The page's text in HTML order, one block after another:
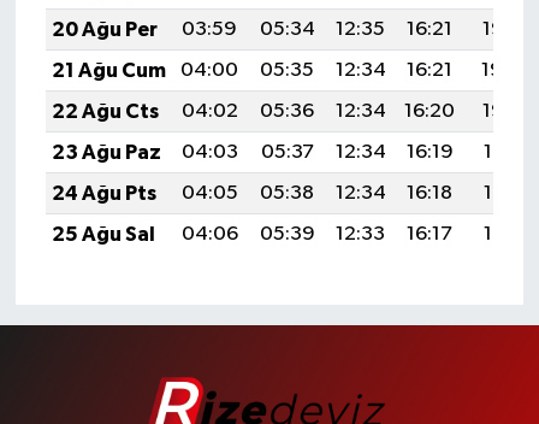
20 Ağu Per
03:59 05:34 12:35 16:21
19:25
21 Ağu Cum
04:00 05:35 12:34 16:21
19:24
22 Ağu Cts
04:02 05:36 12:34 16:20
19:23
23 Ağu Paz
04:03 05:37 12:34 16:19
19:21
24 Ağu Pts
04:05 05:38 12:34 16:18
19:19
25 Ağu Sal
04:06 05:39 12:33 16:17 19:18